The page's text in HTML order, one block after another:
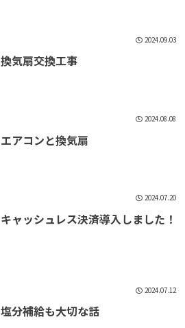
2024.09.03
換気扇交換工事
2024.08.08
エアコンと換気扇
2024.07.20
キャッシュレス決済導入しました！
2024.07.12
塩分補給も大切な話